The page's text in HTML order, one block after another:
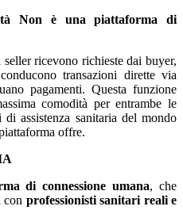
Non è una piattaforma di
ricevono richieste dai buyer,
transazioni dirette via
pagamenti. Questa funzione
comodità per entrambe le
assistenza sanitaria del mondo
offre.
di connessione umana, che
con professionisti sanitari reali e